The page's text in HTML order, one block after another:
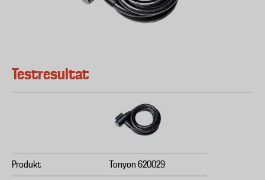
Testresultat
Produkt Tonyon 620029